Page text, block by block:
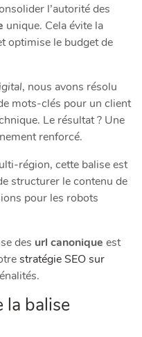
l’autorité des
unique. Cela évite la
optimise le budget de
, nous avons résolu
mots-clés pour un client
Le résultat ? Une
renforcé.
région, cette balise est
structurer le contenu de
pour les robots
des url canonique est
stratégie SEO sur
la balise